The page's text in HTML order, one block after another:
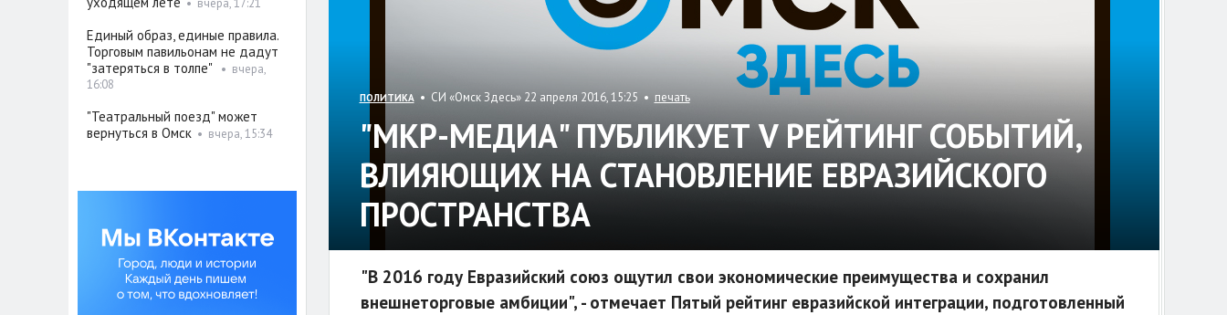
ПОЛИТИКА• СИ «Омск Здесь» 22 апреля 2016, 15:25 • печать
"МКР-МЕДИА" ПУБЛИКУЕТ V РЕЙТИНГ СОБЫТИЙ,
ВЛИЯЮЩИХ НА СТАНОВЛЕНИЕ ЕВРАЗИЙСКОГО
ПРОСТРАНСТВА
"В 2016 году Евразийский союз ощутил свои экономические преимущества и сохранил
внешнеторговые амбиции", - отмечает Пятый рейтинг евразийской интеграции, подготовленный
• вчера, 17:21
Единый образ, единые правила.
Торговым павильонам не дадут
"затеряться в толпе"
• вчера,
16:08
"Театральный поезд" может
вернуться в Омск• вчера, 15:34